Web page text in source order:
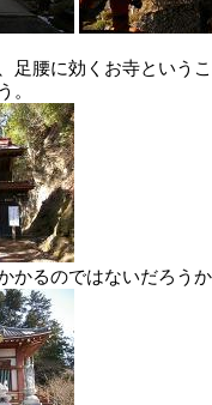
足腰に効くお寺という
。
かるのではないだろう